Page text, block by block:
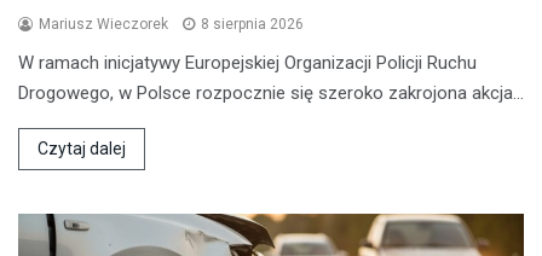
Mariusz Wieczorek 8 sierpnia 2026
W ramach inicjatywy Europejskiej Organizacji Policji Ruchu
Drogowego, w Polsce rozpocznie się szeroko zakrojona akcja…
Czytaj dalej